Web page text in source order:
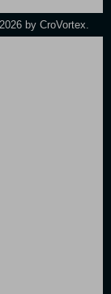
by CroVortex.